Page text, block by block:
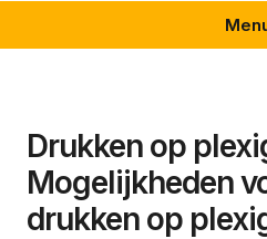
Drukken op
Mogelijkheden
drukken op